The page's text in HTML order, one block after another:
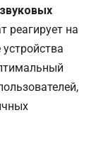
реагирует на